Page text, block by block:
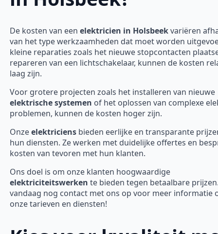
De kosten van een elektricien in Holsbeekvariëren
van het type werkzaamheden dat moet worden
kleine reparaties zoals het nieuwe stopcontacten
repareren van een lichtschakelaar, kunnen de kosten
laag zijn.
Voor grotere projecten zoals het installeren van nieuwe
elektrische systemen of het oplossen van complexe
problemen, kunnen de kosten hoger zijn.
Onzeelektriciens bieden eerlijke en transparante
hun diensten. Ze werken met duidelijke offertes en
kosten van tevoren met hun klanten.
Ons doel is om onze klanten hoogwaardige
elektriciteitswerken te bieden tegen betaalbare
vandaag nog contact met ons op voor meer informatie
onze tarieven en diensten!